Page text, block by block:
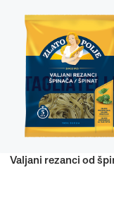
Valjani rezanci od